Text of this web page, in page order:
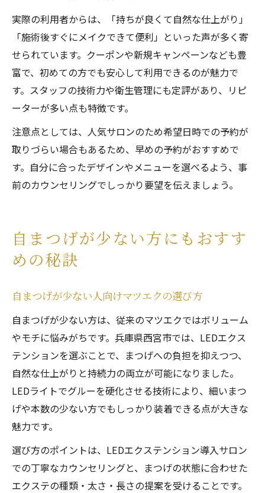
実際の利用者からは、「持ちが良くて自然な仕上がり」
「施術後すぐにメイクできて便利」といった声が多く寄
せられています。クーポンや新規キャンペーンなども豊
富で、初めての方でも安心して利用できるのが魅力で
す。スタッフの技術力や衛生管理にも定評があり、リピ
ーターが多い点も特徴です。
注意点としては、人気サロンのため希望日時での予約が
取りづらい場合もあるため、早めの予約がおすすめで
す。自分に合ったデザインやメニューを選べるよう、事
前のカウンセリングでしっかり要望を伝えましょう。
自まつげが少ない方にもおすす
めの秘訣
自まつげが少ない人向けマツエクの選び方
自まつげが少ない方は、従来のマツエクではボリューム
やモチに悩みがちです。兵庫県西宮市では、LEDエクス
テンションを選ぶことで、まつげへの負担を抑えつつ、
自然な仕上がりと持続力の両立が可能になりました。
LEDライトでグルーを硬化させる技術により、細いまつ
げや本数の少ない方でもしっかり装着できる点が大きな
魅力です。
選び方のポイントは、LEDエクステンション導入サロン
での丁寧なカウンセリングと、まつげの状態に合わせた
エクステの種類・太さ・長さの提案を受けることです。